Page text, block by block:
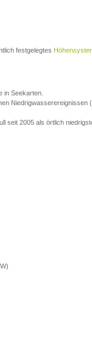
festgelegtes
in Seekarten.
Niedrigwasserereignissen
seit 2005 als örtlich